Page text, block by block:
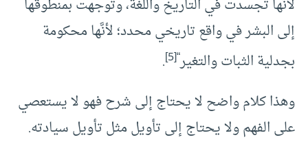
لأنَّها تجسدت في التاريخ واللغة، وتوجهت بمنطوقها
إلى البشر في واقع تاريخي محدد؛ لأنَّها محكومة
بجدلية الثبات والتغير“
[5]
.
وهذا كلام واضح لا يحتاج إلى شرح فهو لا يستعصي
على الفهم ولا يحتاج إلى تأويل مثل تأويل سيادته.